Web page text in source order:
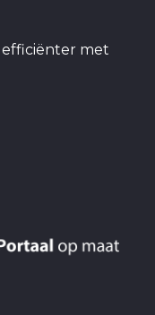
efficiënter met